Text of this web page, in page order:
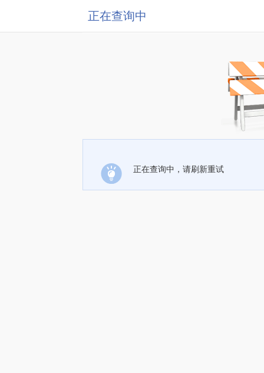
正在查询中
正在查询中，请刷新重试